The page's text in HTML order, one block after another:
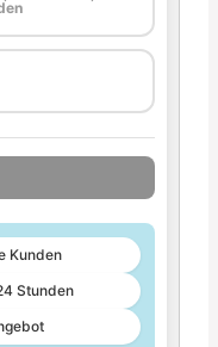
Kunden
Stunden